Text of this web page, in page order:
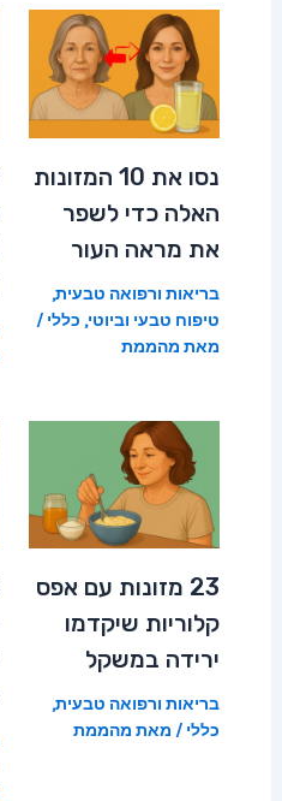
נסו את 10 המזונות
האלה כדי לשפר
את מראה העור
בריאות ורפואה טבעית,
טיפוח טבעי וביוטי, כללי /
מאת מהממת
23 מזונות עם אפס
קלוריות שיקדמו
ירידה במשקל
בריאות ורפואה טבעית,
כללי / מאת מהממת